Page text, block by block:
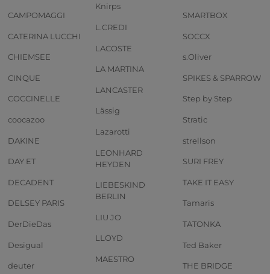
CAMPOMAGGI
CATERINA LUCCHI
CHIEMSEE
CINQUE
COCCINELLE
coocazoo
DAKINE
DAY ET
DECADENT
DELSEY PARIS
DerDieDas
Desigual
deuter
Knirps
L.CREDI
LACOSTE
LA MARTINA
LANCASTER
Lässig
Lazarotti
LEONHARD
HEYDEN
LIEBESKIND
BERLIN
LIU JO
LLOYD
MAESTRO
SMARTBOX
SOCCX
s.Oliver
SPIKES & SPARROW
Step by Step
Stratic
strellson
SURI FREY
TAKE IT EASY
Tamaris
TATONKA
Ted Baker
THE BRIDGE